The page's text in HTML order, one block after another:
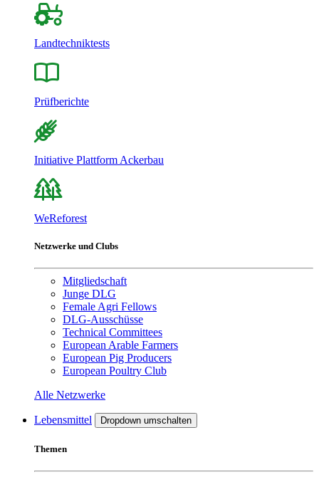
Landtechniktests
Prüfberichte
Initiative Plattform Ackerbau
WeReforest
Netzwerke und Clubs
Mitgliedschaft
Junge DLG
Female Agri Fellows
DLG-Ausschüsse
Technical Committees
European Arable Farmers
European Pig Producers
European Poultry Club
Alle Netzwerke
Lebensmittel Dropdown umschalten
Themen